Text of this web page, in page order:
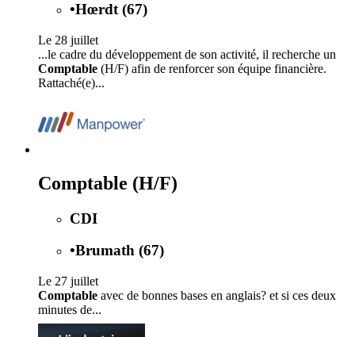
•Hœrdt (67)
Le 28 juillet
...le cadre du développement de son activité, il recherche un
Comptable (H/F) afin de renforcer son équipe financière.
Rattaché(e)...
Comptable (H/F)
CDI
•Brumath (67)
Le 27 juillet
Comptable avec de bonnes bases en anglais? et si ces deux
minutes de...